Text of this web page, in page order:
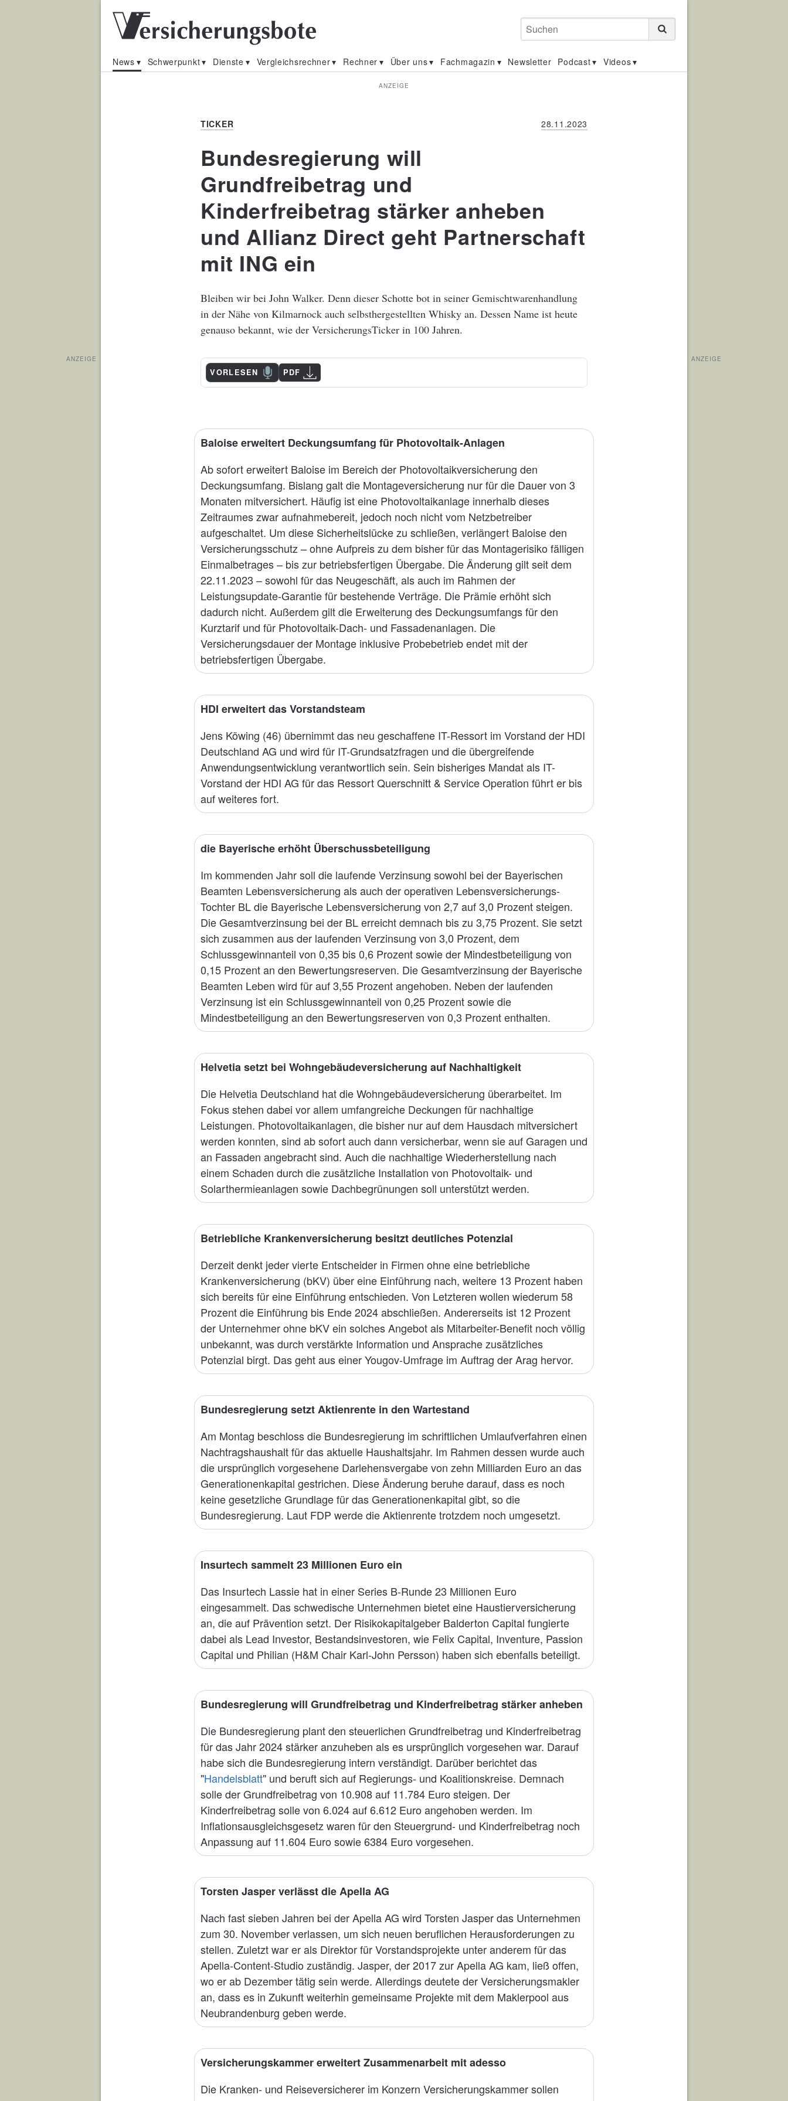
Suchen
News Schwerpunkt Dienste Vergleichsrechner Rechner Über uns Fachmagazin Newsletter Podcast Videos
ANZEIGE
TICKER 28.11.2023
Bundesregierung will
Grundfreibetrag und
Kinderfreibetrag stärker anheben
und Allianz Direct geht Partnerschaft
mit ING ein
Bleiben wir bei John Walker. Denn dieser Schotte bot in seiner Gemischtwarenhandlung
in der Nähe von Kilmarnock auch selbsthergestellten Whisky an. Dessen Name ist heute
genauso bekannt, wie der VersicherungsTicker in 100 Jahren.
VORLESEN PDF
Baloise erweitert Deckungsumfang für Photovoltaik-Anlagen
Ab sofort erweitert Baloise im Bereich der Photovoltaikversicherung den
Deckungsumfang. Bislang galt die Montageversicherung nur für die Dauer von 3
Monaten mitversichert. Häufig ist eine Photovoltaikanlage innerhalb dieses
Zeitraumes zwar aufnahmebereit, jedoch noch nicht vom Netzbetreiber
aufgeschaltet. Um diese Sicherheitslücke zu schließen, verlängert Baloise den
Versicherungsschutz – ohne Aufpreis zu dem bisher für das Montagerisiko fälligen
Einmalbetrages – bis zur betriebsfertigen Übergabe. Die Änderung gilt seit dem
22.11.2023 – sowohl für das Neugeschäft, als auch im Rahmen der
Leistungsupdate-Garantie für bestehende Verträge. Die Prämie erhöht sich
dadurch nicht. Außerdem gilt die Erweiterung des Deckungsumfangs für den
Kurztarif und für Photovoltaik-Dach- und Fassadenanlagen. Die
Versicherungsdauer der Montage inklusive Probebetrieb endet mit der
betriebsfertigen Übergabe.
HDI erweitert das Vorstandsteam
Jens Köwing (46) übernimmt das neu geschaffene IT-Ressort im Vorstand der HDI
Deutschland AG und wird für IT-Grundsatzfragen und die übergreifende
Anwendungsentwicklung verantwortlich sein. Sein bisheriges Mandat als IT-
Vorstand der HDI AG für das Ressort Querschnitt & Service Operation führt er bis
auf weiteres fort.
die Bayerische erhöht Überschussbeteiligung
Im kommenden Jahr soll die laufende Verzinsung sowohl bei der Bayerischen
Beamten Lebensversicherung als auch der operativen Lebensversicherungs-
Tochter BL die Bayerische Lebensversicherung von 2,7 auf 3,0 Prozent steigen.
Die Gesamtverzinsung bei der BL erreicht demnach bis zu 3,75 Prozent. Sie setzt
sich zusammen aus der laufenden Verzinsung von 3,0 Prozent, dem
Schlussgewinnanteil von 0,35 bis 0,6 Prozent sowie der Mindestbeteiligung von
0,15 Prozent an den Bewertungsreserven. Die Gesamtverzinsung der Bayerische
Beamten Leben wird für auf 3,55 Prozent angehoben. Neben der laufenden
Verzinsung ist ein Schlussgewinnanteil von 0,25 Prozent sowie die
Mindestbeteiligung an den Bewertungsreserven von 0,3 Prozent enthalten.
Helvetia setzt bei Wohngebäudeversicherung auf Nachhaltigkeit
Die Helvetia Deutschland hat die Wohngebäudeversicherung überarbeitet. Im
Fokus stehen dabei vor allem umfangreiche Deckungen für nachhaltige
Leistungen. Photovoltaikanlagen, die bisher nur auf dem Hausdach mitversichert
werden konnten, sind ab sofort auch dann versicherbar, wenn sie auf Garagen und
an Fassaden angebracht sind. Auch die nachhaltige Wiederherstellung nach
einem Schaden durch die zusätzliche Installation von Photovoltaik- und
Solarthermieanlagen sowie Dachbegrünungen soll unterstützt werden.
Betriebliche Krankenversicherung besitzt deutliches Potenzial
Derzeit denkt jeder vierte Entscheider in Firmen ohne eine betriebliche
Krankenversicherung (bKV) über eine Einführung nach, weitere 13 Prozent haben
sich bereits für eine Einführung entschieden. Von Letzteren wollen wiederum 58
Prozent die Einführung bis Ende 2024 abschließen. Andererseits ist 12 Prozent
der Unternehmer ohne bKV ein solches Angebot als Mitarbeiter-Benefit noch völlig
unbekannt, was durch verstärkte Information und Ansprache zusätzliches
Potenzial birgt. Das geht aus einer Yougov-Umfrage im Auftrag der Arag hervor.
Bundesregierung setzt Aktienrente in den Wartestand
Am Montag beschloss die Bundesregierung im schriftlichen Umlaufverfahren einen
Nachtragshaushalt für das aktuelle Haushaltsjahr. Im Rahmen dessen wurde auch
die ursprünglich vorgesehene Darlehensvergabe von zehn Milliarden Euro an das
Generationenkapital gestrichen. Diese Änderung beruhe darauf, dass es noch
keine gesetzliche Grundlage für das Generationenkapital gibt, so die
Bundesregierung. Laut FDP werde die Aktienrente trotzdem noch umgesetzt.
Insurtech sammelt 23 Millionen Euro ein
Das Insurtech Lassie hat in einer Series B-Runde 23 Millionen Euro
eingesammelt. Das schwedische Unternehmen bietet eine Haustierversicherung
an, die auf Prävention setzt. Der Risikokapitalgeber Balderton Capital fungierte
dabei als Lead Investor, Bestandsinvestoren, wie Felix Capital, Inventure, Passion
Capital und Philian (H&M Chair Karl-John Persson) haben sich ebenfalls beteiligt.
Bundesregierung will Grundfreibetrag und Kinderfreibetrag stärker anheben
Die Bundesregierung plant den steuerlichen Grundfreibetrag und Kinderfreibetrag
für das Jahr 2024 stärker anzuheben als es ursprünglich vorgesehen war. Darauf
habe sich die Bundesregierung intern verständigt. Darüber berichtet das
"Handelsblatt" und beruft sich auf Regierungs- und Koalitionskreise. Demnach
solle der Grundfreibetrag von 10.908 auf 11.784 Euro steigen. Der
Kinderfreibetrag solle von 6.024 auf 6.612 Euro angehoben werden. Im
Inflationsausgleichsgesetz waren für den Steuergrund- und Kinderfreibetrag noch
Anpassung auf 11.604 Euro sowie 6384 Euro vorgesehen.
Torsten Jasper verlässt die Apella AG
Nach fast sieben Jahren bei der Apella AG wird Torsten Jasper das Unternehmen
zum 30. November verlassen, um sich neuen beruflichen Herausforderungen zu
stellen. Zuletzt war er als Direktor für Vorstandsprojekte unter anderem für das
Apella-Content-Studio zuständig. Jasper, der 2017 zur Apella AG kam, ließ offen,
wo er ab Dezember tätig sein werde. Allerdings deutete der Versicherungsmakler
an, dass es in Zukunft weiterhin gemeinsame Projekte mit dem Maklerpool aus
Neubrandenburg geben werde.
Versicherungskammer erweitert Zusammenarbeit mit adesso
Die Kranken- und Reiseversicherer im Konzern Versicherungskammer sollen
ANZEIGE ANZEIGE